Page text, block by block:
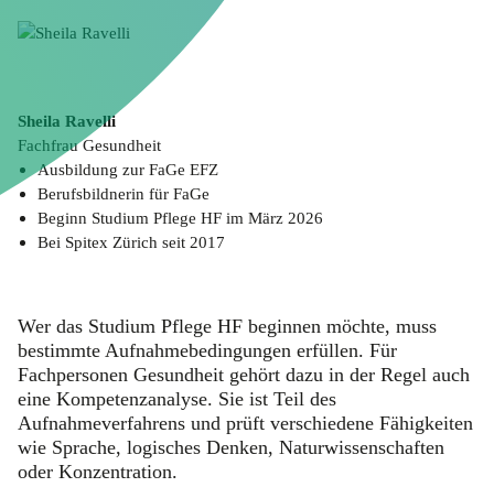
Sheila Ravelli
Fachfrau Gesundheit
Ausbildung zur FaGe EFZ
Berufsbildnerin für FaGe
Beginn Studium Pflege HF im März 2026
Bei Spitex Zürich seit 2017
Wer das Studium Pflege HF beginnen möchte, muss
bestimmte Aufnahmebedingungen erfüllen. Für
Fachpersonen Gesundheit gehört dazu in der Regel auch
eine Kompetenzanalyse. Sie ist Teil des
Aufnahmeverfahrens und prüft verschiedene Fähigkeiten
wie Sprache, logisches Denken, Naturwissenschaften
oder Konzentration.